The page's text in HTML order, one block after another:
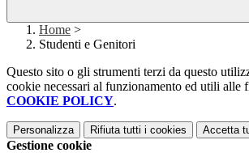
Home >
Studenti e Genitori
Questo sito o gli strumenti terzi da questo
cookie necessari al funzionamento ed utili alle
COOKIE POLICY.
Personalizza Rifiuta tutti i cookies Accetta
Gestione cookie